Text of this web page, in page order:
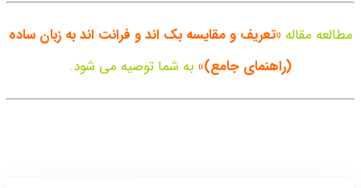
مطالعه مقاله «تعریف و مقایسه بک اند و فرانت اند به زبان ساده
(راهنمای جامع)» به شما توصیه می شود.